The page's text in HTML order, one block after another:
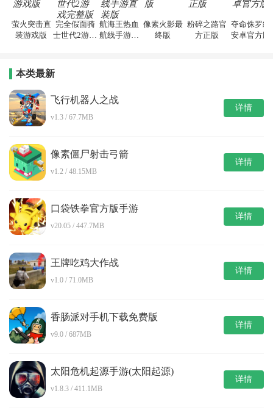
萤火突击直
装游戏版
完全假面骑
士世代2游戏
航海王热血
航线手游直
像素火影最
终版
粉碎之路官
方正版
夺命侏罗纪
安卓官方版
本类最新
飞行机器人之战
v1.3 / 67.7MB
详情
像素僵尸射击弓箭
v1.2 / 48.15MB
详情
口袋铁拳官方版手游
v20.05 / 447.7MB
详情
王牌吃鸡大作战
v1.0 / 71.0MB
详情
香肠派对手机下载免费版
v9.0 / 687MB
详情
太阳危机起源手游(太阳起源)
v1.8.3 / 411.1MB
详情